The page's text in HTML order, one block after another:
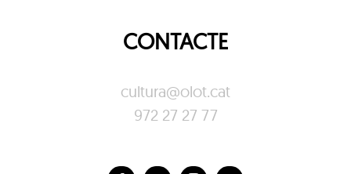
CONTACTE
cultura@olot.cat
972 27 27 77